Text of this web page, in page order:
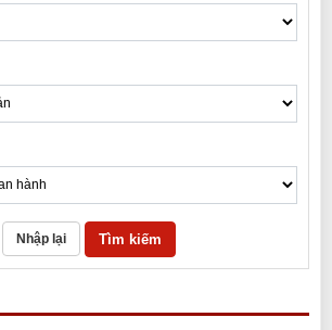
Nhập lại Tìm kiếm